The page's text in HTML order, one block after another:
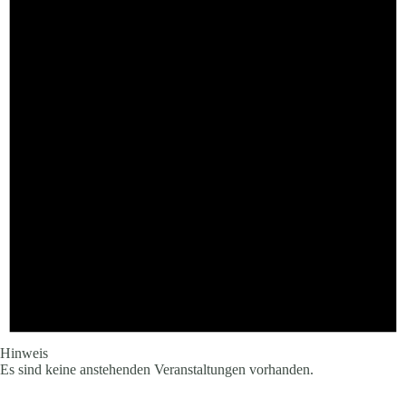
Hinweis
Es sind keine anstehenden Veranstaltungen vorhanden.